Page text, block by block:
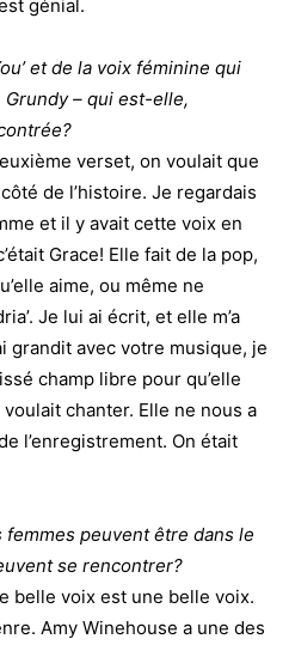
génial.
et de la voix féminine qui
Grundy – qui est-elle,
verset, on voulait que
de l’histoire. Je regardais
et il y avait cette voix en
Grace! Elle fait de la pop,
aime, ou même ne
Je lui ai écrit, et elle m’a
grandit avec votre musique, je
champ libre pour qu’elle
chanter. Elle ne nous a
l’enregistrement. On était
peuvent être dans le
se rencontrer?
belle voix est une belle voix.
Amy Winehouse a une des